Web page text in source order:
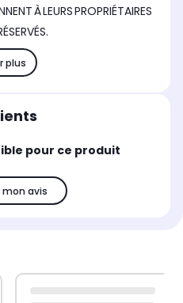
À LEURS PROPRIÉTAIRES
plus
pour ce produit
mon avis